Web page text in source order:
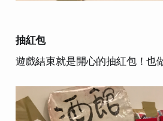
抽紅包
遊戲結束就是開心的抽紅包！也